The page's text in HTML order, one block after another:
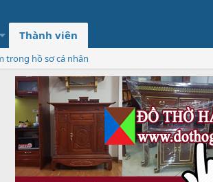
Thành viên
trong hồ sơ cá nhân